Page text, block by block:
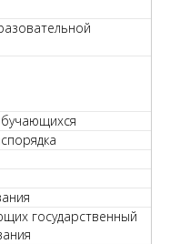
государственный